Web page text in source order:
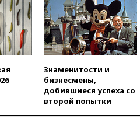
Знаменитости и
бизнесмены,
добившиеся успеха со
второй попытки